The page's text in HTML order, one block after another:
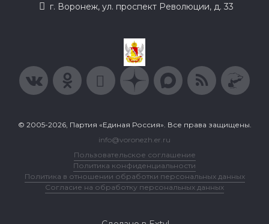
г. Воронеж, ул. проспект Революции, д. 33
© 2005-2026, Партия «Единая Россия». Все права защищены.
info@voronezh.er.ru
Пользовательское соглашение
Политика конфиденциальности
Политика в отношении обработки персональных данных
Согласие на обработку персональных данных